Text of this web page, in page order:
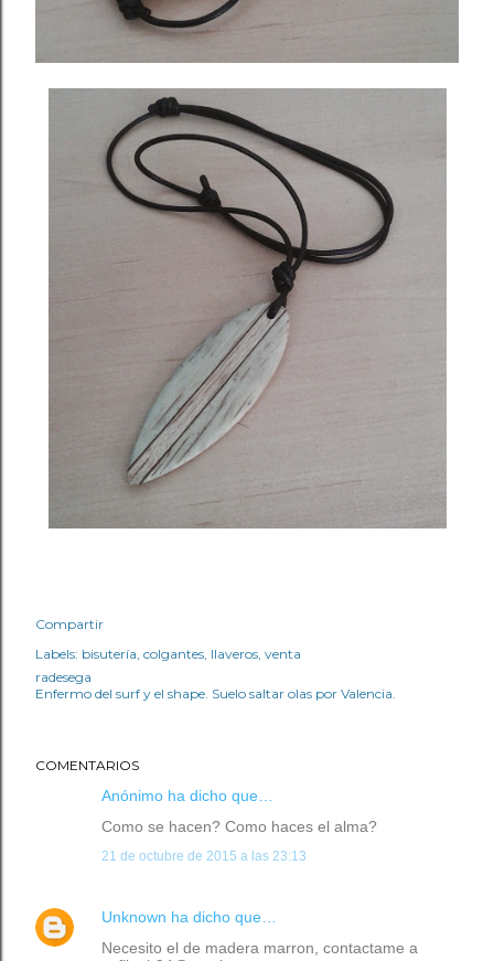
Compartir
Labels: bisutería colgantes llaveros venta
radesega
Enfermo del surf y el shape. Suelo saltar olas por Valencia.
COMENTARIOS
Anónimo ha dicho que…
Como se hacen? Como haces el alma?
21 de octubre de 2015 a las 23:13
Unknown ha dicho que…
Necesito el de madera marron, contactame a